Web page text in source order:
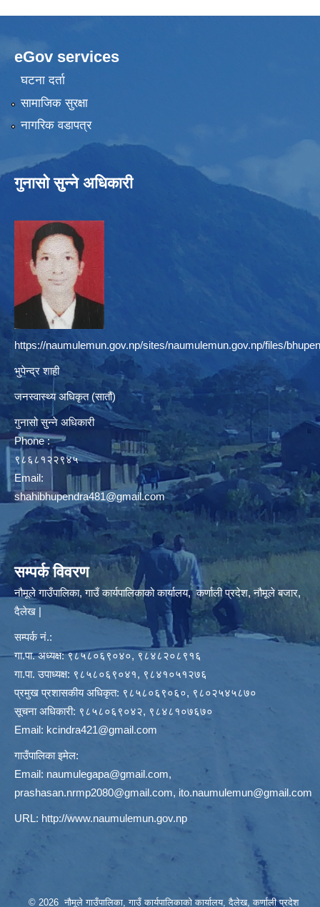
eGov services
घटना दर्ता
सामाजिक सुरक्षा
नागरिक वडापत्र
गुनासो सुन्ने अधिकारी
https://naumulemun.gov.np/sites/naumulemun.gov.np/files/
भुपेन्द्र शाही
जनस्वास्थ्य अधिकृत (सातौं)
गुनासो सुन्ने अधिकारी
Phone :
९८६८१२२९४५
Email:
shahibhupendra481@gmail.com
सम्पर्क विवरण
नौमूले गाउँपालिका, गाउँ कार्यपालिकाको कार्यालय, कर्णाली प्रदेश, नौमूले बजार,
दैलेख |
सम्पर्क नं.:
गा.पा. अध्यक्ष: ९८५८०६९०४०, ९८४८२०८९१६
गा.पा. उपाध्यक्ष: ९८५८०६९०४१, ९८४१०५१२७६
प्रमुख प्रशासकीय अधिकृत: ९८५८०६९०६०, ९८०२५४५८७०
सूचना अधिकारी: ९८५८०६९०४२, ९८४८१०७६७०
Email: kcindra421@gmail.com
गाउँपालिका इमेल:
Email: naumulegapa@gmail.com,
prashasan.nrmp2080@gmail.com, ito.naumulemun@gmail.com
URL: http://www.naumulemun.gov.np
© 2026 नौमूले गाउँपालिका, गाउँ कार्यपालिकाको कार्यालय, दैलेख, कर्णाली प्रदेश